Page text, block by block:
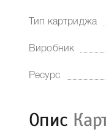
Тип картриджа
Виробник
Ресурс
Опис